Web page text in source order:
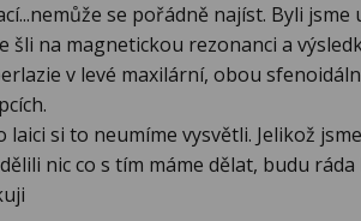
se pořádně najíst. Byli
šli na magnetickou rezonanci a
v levé maxilární, obou
laici si to neumíme vysvětli. Jelikož
nic co s tím máme dělat, budu